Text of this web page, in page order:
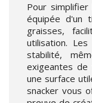
Pour
équipée d'un
graisses,
utilisation.
stabilité,
exigeantes de
une surface
snacker vous